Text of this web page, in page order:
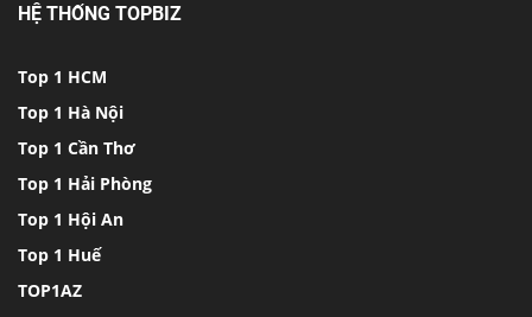
HỆ THỐNG TOPBIZ
Top 1 HCM
Top 1 Hà Nội
Top 1 Cần Thơ
Top 1 Hải Phòng
Top 1 Hội An
Top 1 Huế
TOP1AZ